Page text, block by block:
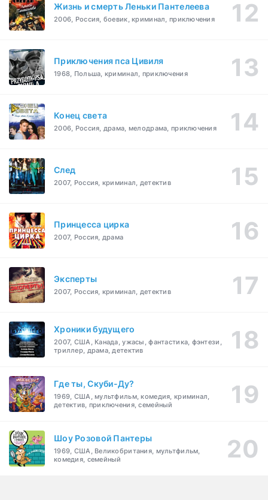
Жизнь и смерть Леньки Пантелеева
2006, Россия, боевик, криминал, приключения
Приключения пса Цивиля
1968, Польша, криминал, приключения
Конец света
2006, Россия, драма, мелодрама, приключения
След
2007, Россия, криминал, детектив
Принцесса цирка
2007, Россия, драма
Эксперты
2007, Россия, криминал, детектив
Хроники будущего
2007, США, Канада, ужасы, фантастика, фэнтези,
триллер, драма, детектив
Где ты, Скуби-Ду?
1969, США, мультфильм, комедия, криминал,
детектив, приключения, семейный
Шоу Розовой Пантеры
1969, США, Великобритания, мультфильм,
комедия, семейный